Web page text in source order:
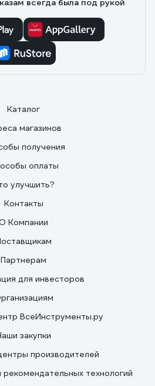
советую не пожалеете
всегда была под рукой
Каталог
магазинов
получения
оплаты
улучшить?
Контакты
Компании
Партнерам
для инвесторов
ВсеИнструменты.ру
закупки
производителей
технологий